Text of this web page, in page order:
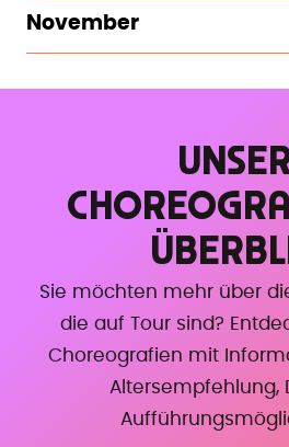
November
Sie möchten mehr über
die auf Tour sind?
Choreografien mit
Altersempfehlung,